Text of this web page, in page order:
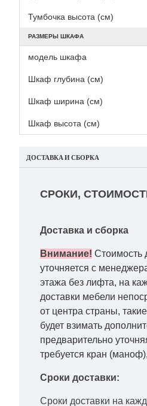
Тумбочка высота (см)
РАЗМЕРЫ ШКАФА
модель шкафа
Шкаф глубина (см)
Шкаф ширина (см)
Шкаф высота (см)
ДОСТАВКА И СБОРКА
СРОКИ,
Доставка и сборка
Внимание! Стоимость
уточняется с
этажа без лифта, на
доставки мебели
от центра страны,
будет взимать
предварительно
требуется кран
Сроки доставки:
Сроки доставки на